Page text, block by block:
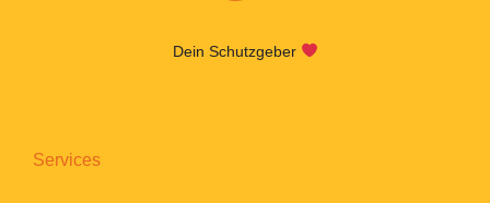
Dein Schutzgeber
Services